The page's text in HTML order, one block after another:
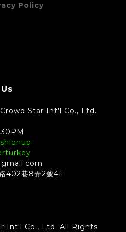
Policy
Crowd Star Int'l Co., Ltd.
402巷8弄2號4F
Int'l Co., Ltd. All Rights